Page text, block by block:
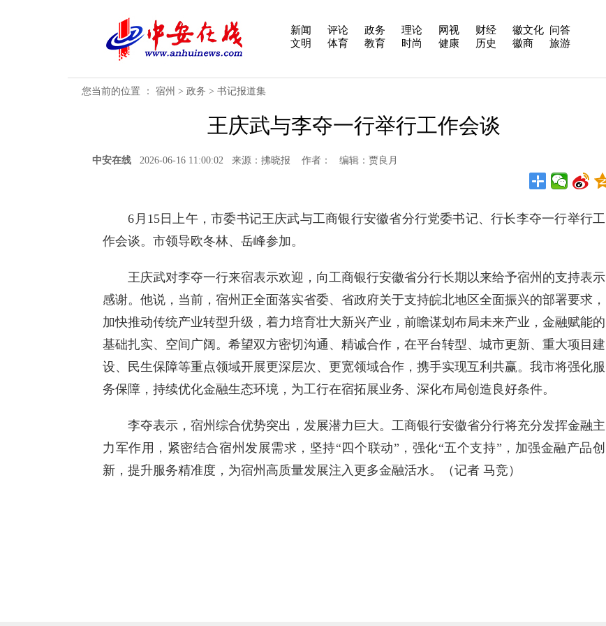
新闻 评论 政务 理论 网视 财经 徽文化 问答
文明
体育 教育 时尚 健康 历史 徽商 旅游
您当前的位置 ： 宿州 > 政务 > 书记报道集
王庆武与李夺一行举行工作会谈
中安在线 2026-06-16 11:00:02 来源：拂晓报 作者： 编辑：贾良月
6月15日上午，市委书记王庆武与工商银行安徽省分行党委书记、行长李夺一行举行工
作会谈。市领导欧冬林、岳峰参加。
王庆武对李夺一行来宿表示欢迎，向工商银行安徽省分行长期以来给予宿州的支持表示
感谢。他说，当前，宿州正全面落实省委、省政府关于支持皖北地区全面振兴的部署要求，
加快推动传统产业转型升级，着力培育壮大新兴产业，前瞻谋划布局未来产业，金融赋能的
基础扎实、空间广阔。希望双方密切沟通、精诚合作，在平台转型、城市更新、重大项目建
设、民生保障等重点领域开展更深层次、更宽领域合作，携手实现互利共赢。我市将强化服
务保障，持续优化金融生态环境，为工行在宿拓展业务、深化布局创造良好条件。
李夺表示，宿州综合优势突出，发展潜力巨大。工商银行安徽省分行将充分发挥金融主
力军作用，紧密结合宿州发展需求，坚持“四个联动”，强化“五个支持”，加强金融产品创
新，提升服务精准度，为宿州高质量发展注入更多金融活水。（记者 马竞）